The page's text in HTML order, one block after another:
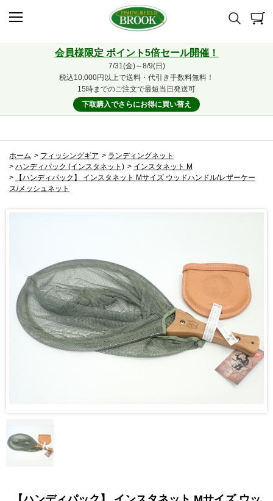
会員様限定 ポイント5倍セール開催！
7/31(金)～8/9(日)
税込10,000円以上で送料・代引き手数料無料！
15時までのご注文で最短当日発送可
下取購入でさらにお得に買い替え
ホーム > フィッシングギア > ランディングネット
> ハンディパック (インスタネット) > インスタネット M
>
【ハンディパック】 インスタネット Mサイズ ウッドハンドル/レザーケー
ス/メッシュネット